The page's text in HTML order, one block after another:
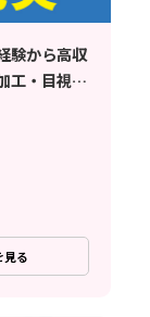
験から高収
工・目視検
例33.7万
見る